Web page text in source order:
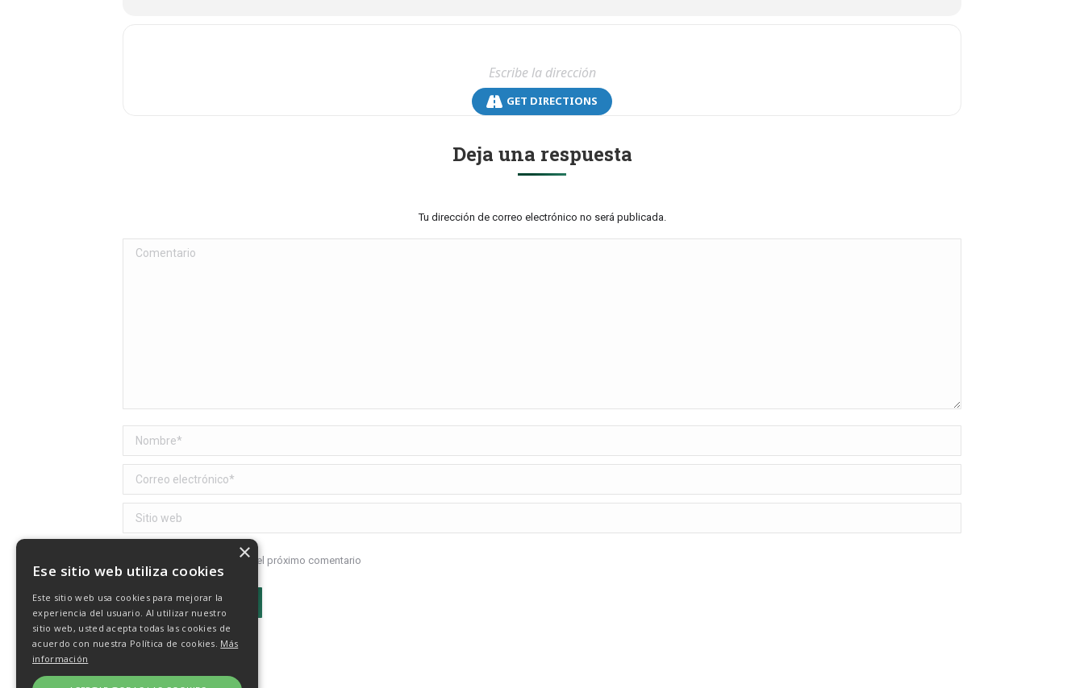
GET DIRECTIONS
Deja una respuesta
Tu dirección de correo electrónico no será publicada.
Comentario
Nombre *
Correo electrónico *
Sitio web
Recuerda mis datos para el próximo comentario
Publicar comentario
Ese sitio web utiliza cookies
Este sitio web usa cookies para mejorar la
experiencia del usuario. Al utilizar nuestro
sitio web, usted acepta todas las cookies de
acuerdo con nuestra Política de cookies. Más
información
×